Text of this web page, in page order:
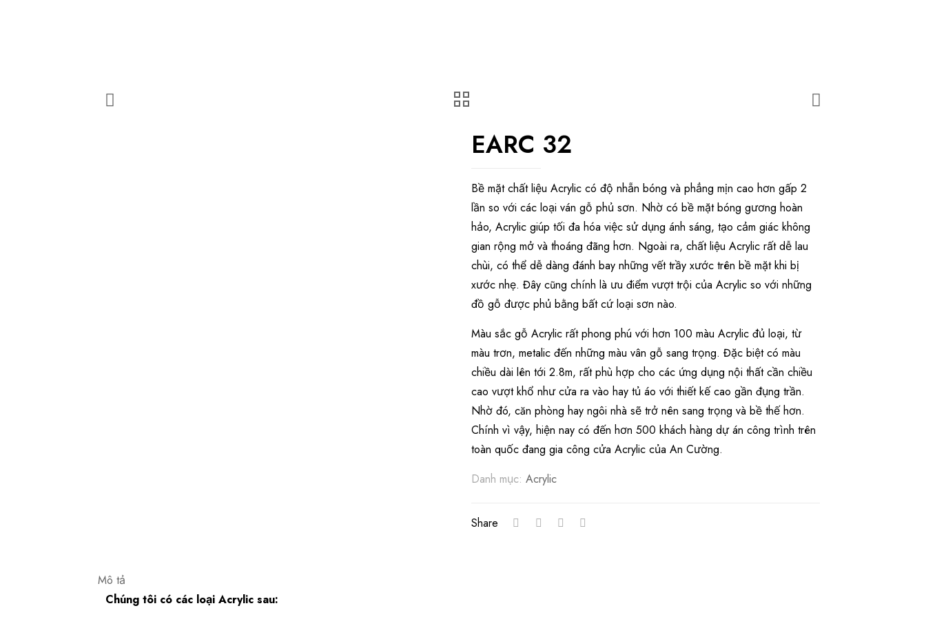
EARC 32
Bề mặt chất liệu Acrylic có độ nhẵn bóng và phẳng mịn cao hơn gấp 2
lần so với các loại ván gỗ phủ sơn. Nhờ có bề mặt bóng gương hoàn
hảo, Acrylic giúp tối đa hóa việc sử dụng ánh sáng, tạo cảm giác không
gian rộng mở và thoáng đãng hơn. Ngoài ra, chất liệu Acrylic rất dễ lau
chùi, có thể dễ dàng đánh bay những vết trầy xước trên bề mặt khi bị
xước nhẹ. Đây cũng chính là ưu điểm vượt trội của Acrylic so với những
đồ gỗ được phủ bằng bất cứ loại sơn nào.
Màu sắc gỗ Acrylic rất phong phú với hơn 100 màu Acrylic đủ loại, từ
màu trơn, metalic đến những màu vân gỗ sang trọng. Đặc biệt có màu
chiều dài lên tới 2.8m, rất phù hợp cho các ứng dụng nội thất cần chiều
cao vượt khổ như cửa ra vào hay tủ áo với thiết kế cao gần đụng trần.
Nhờ đó, căn phòng hay ngôi nhà sẽ trở nên sang trọng và bề thế hơn.
Chính vì vậy, hiện nay có đến hơn 500 khách hàng dự án công trình trên
toàn quốc đang gia công cửa Acrylic của An Cường.
Danh mục: Acrylic
Share
Mô tả
Chúng tôi có các loại Acrylic sau: